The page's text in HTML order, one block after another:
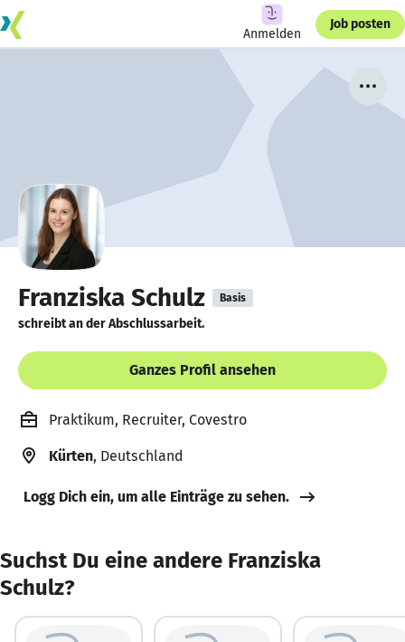
Anmelden
Job posten
Franziska Schulz Basis
schreibt an der Abschlussarbeit.
Ganzes Profil ansehen
Praktikum, Recruiter, Covestro
Kürten, Deutschland
Logg Dich ein, um alle Einträge zu sehen.
Suchst Du eine andere Franziska
Schulz?